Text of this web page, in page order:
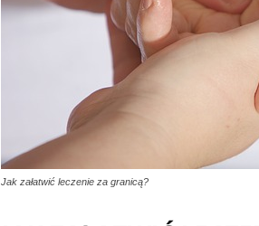
Jak załatwić leczenie za granicą?